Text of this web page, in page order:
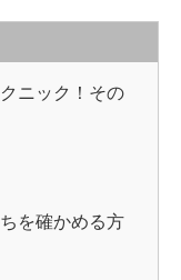
ニック！その
を確かめる方